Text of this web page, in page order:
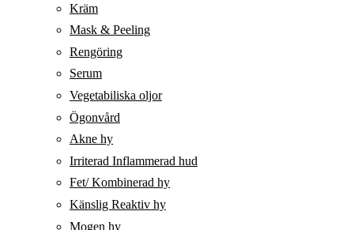
Kräm
Mask & Peeling
Rengöring
Serum
Vegetabiliska oljor
Ögonvård
Akne hy
Irriterad Inflammerad hud
Fet/ Kombinerad hy
Känslig Reaktiv hy
Mogen hy